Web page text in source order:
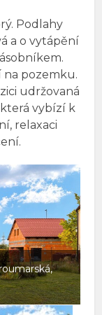
Podlahy
a o vytápění
na pozemku.
udržovaná
vybízí k
relaxaci